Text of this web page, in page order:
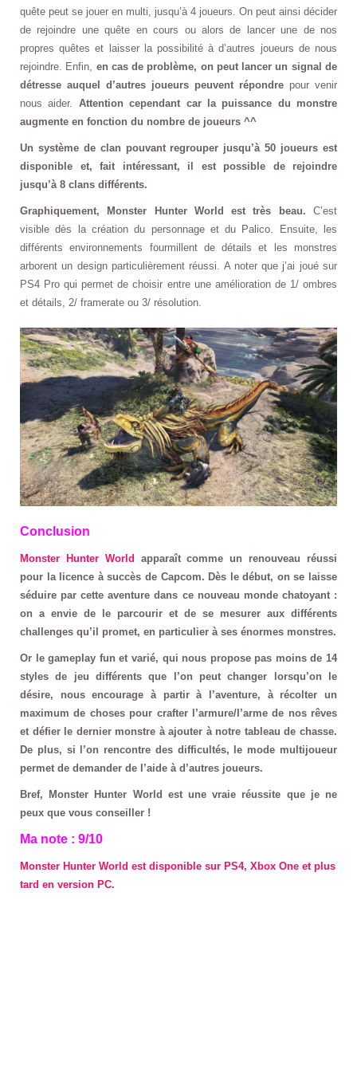
quête peut se jouer en multi, jusqu’à 4 joueurs. On peut ainsi décider
de rejoindre une quête en cours ou alors de lancer une de nos
propres quêtes et laisser la possibilité à d’autres joueurs de nous
rejoindre. Enfin, en cas de problème, on peut lancer un signal de
détresse auquel d’autres joueurs peuvent répondre pour venir
nous aider. Attention cependant car la puissance du monstre
augmente en fonction du nombre de joueurs ^^
Un système de clan pouvant regrouper jusqu’à 50 joueurs est
disponible et, fait intéressant, il est possible de rejoindre
jusqu’à 8 clans différents.
Graphiquement, Monster Hunter World est très beau. C’est
visible dès la création du personnage et du Palico. Ensuite, les
différents environnements fourmillent de détails et les monstres
arborent un design particulièrement réussi. A noter que j’ai joué sur
PS4 Pro qui permet de choisir entre une amélioration de 1/ ombres
et détails, 2/ framerate ou 3/ résolution.
Conclusion
Monster Hunter World apparaît comme un renouveau réussi
pour la licence à succès de Capcom. Dès le début, on se laisse
séduire par cette aventure dans ce nouveau monde chatoyant :
on a envie de le parcourir et de se mesurer aux différents
challenges qu’il promet, en particulier à ses énormes monstres.
Or le gameplay fun et varié, qui nous propose pas moins de 14
styles de jeu différents que l’on peut changer lorsqu’on le
désire, nous encourage à partir à l’aventure, à récolter un
maximum de choses pour crafter l’armure/l’arme de nos rêves
et défier le dernier monstre à ajouter à notre tableau de chasse.
De plus, si l’on rencontre des difficultés, le mode multijoueur
permet de demander de l’aide à d’autres joueurs.
Bref, Monster Hunter World est une vraie réussite que je ne
peux que vous conseiller !
Ma note : 9/10
Monster Hunter World est disponible sur PS4, Xbox One et plus
tard en version PC.